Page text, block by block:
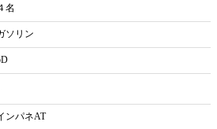
名
ソリン
ンパネAT